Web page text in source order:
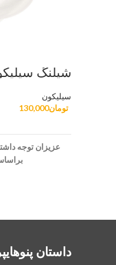
شیلنگ سیلیکون
سیلیکون
تومان130,000
عزیزان توجه
داستان